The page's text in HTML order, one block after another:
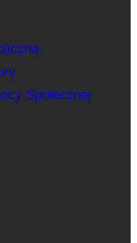
Społecznej